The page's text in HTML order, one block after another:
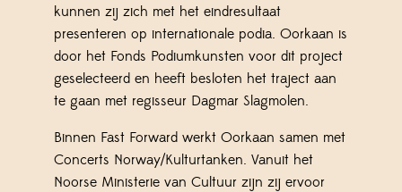
kunnen zij zich met het eindresultaat
presenteren op internationale podia. Oorkaan is
door het Fonds Podiumkunsten voor dit project
geselecteerd en heeft besloten het traject aan
te gaan met regisseur Dagmar Slagmolen.
Binnen Fast Forward werkt Oorkaan samen met
Concerts Norway/Kulturtanken. Vanuit het
Noorse Ministerie van Cultuur zijn zij ervoor